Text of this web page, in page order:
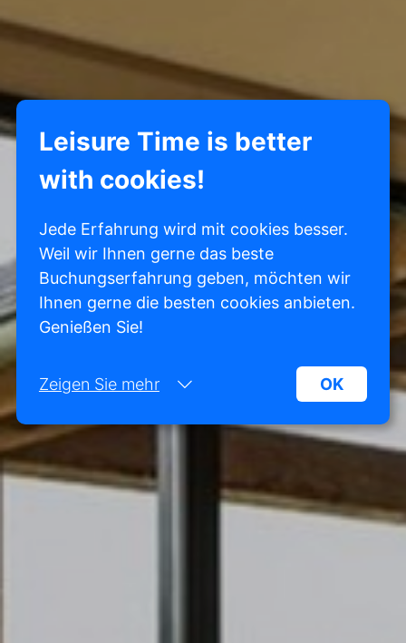
Leisure Time is better
with cookies!
Jede Erfahrung wird mit cookies besser.
Weil wir Ihnen gerne das beste
Buchungserfahrung geben, möchten wir
Ihnen gerne die besten cookies anbieten.
Genießen Sie!
Zeigen Sie mehr OK
Notwendig:
funktionsfähiger zu machen, indem sie
grundlegende Funktionen wie die Seitennavigation
und den Zugriff auf geschützte Bereiche der